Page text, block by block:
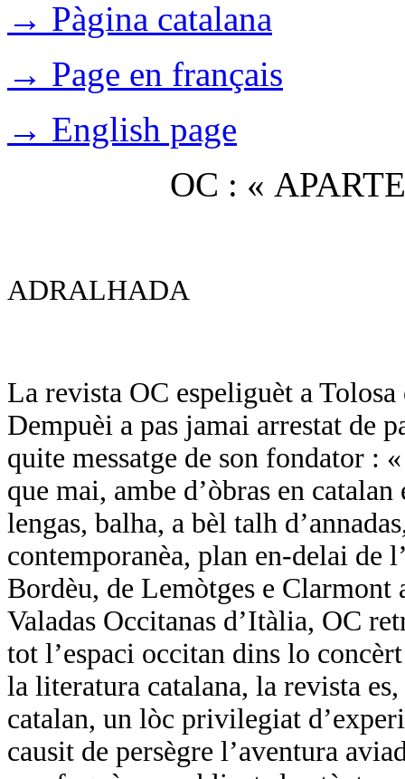
→ Pàgina catalana
→ Page en français
→ English page
OC : «
ADRALHADA
La revista OC espeliguèt a
Dempuèi a pas jamai arrestat de
quite messatge de son fondator :
que mai, ambe d’òbras en
lengas, balha, a bèl talh
contemporanèa, plan en-delai de
Bordèu, de Lemòtges e Clarmont
Valadas Occitanas d’Itàlia, OC
tot l’espaci occitan dins lo
la literatura catalana, la revista
catalan, un lòc privilegiat
causit de persègre l’aventura